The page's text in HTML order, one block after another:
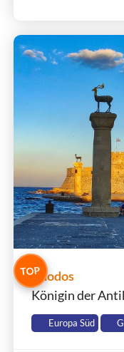
TOPRhodos
Königin der
Europa Süd